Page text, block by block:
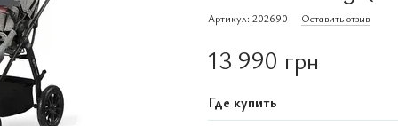
Артикул: 202690 Оставить отзыв
13 990 грн
Где купить